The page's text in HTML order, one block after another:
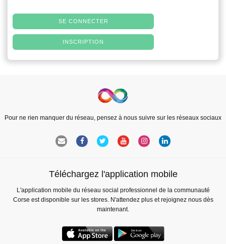
SE CONNECTER
INSCRIPTION
Pour ne rien manquer du réseau, pensez à nous suivre sur les réseaux sociaux
Téléchargez l'application mobile
L'application mobile du réseau social professionnel de la communauté
Corse est disponible sur les stores. N'attendez plus et rejoignez nous dès
maintenant.